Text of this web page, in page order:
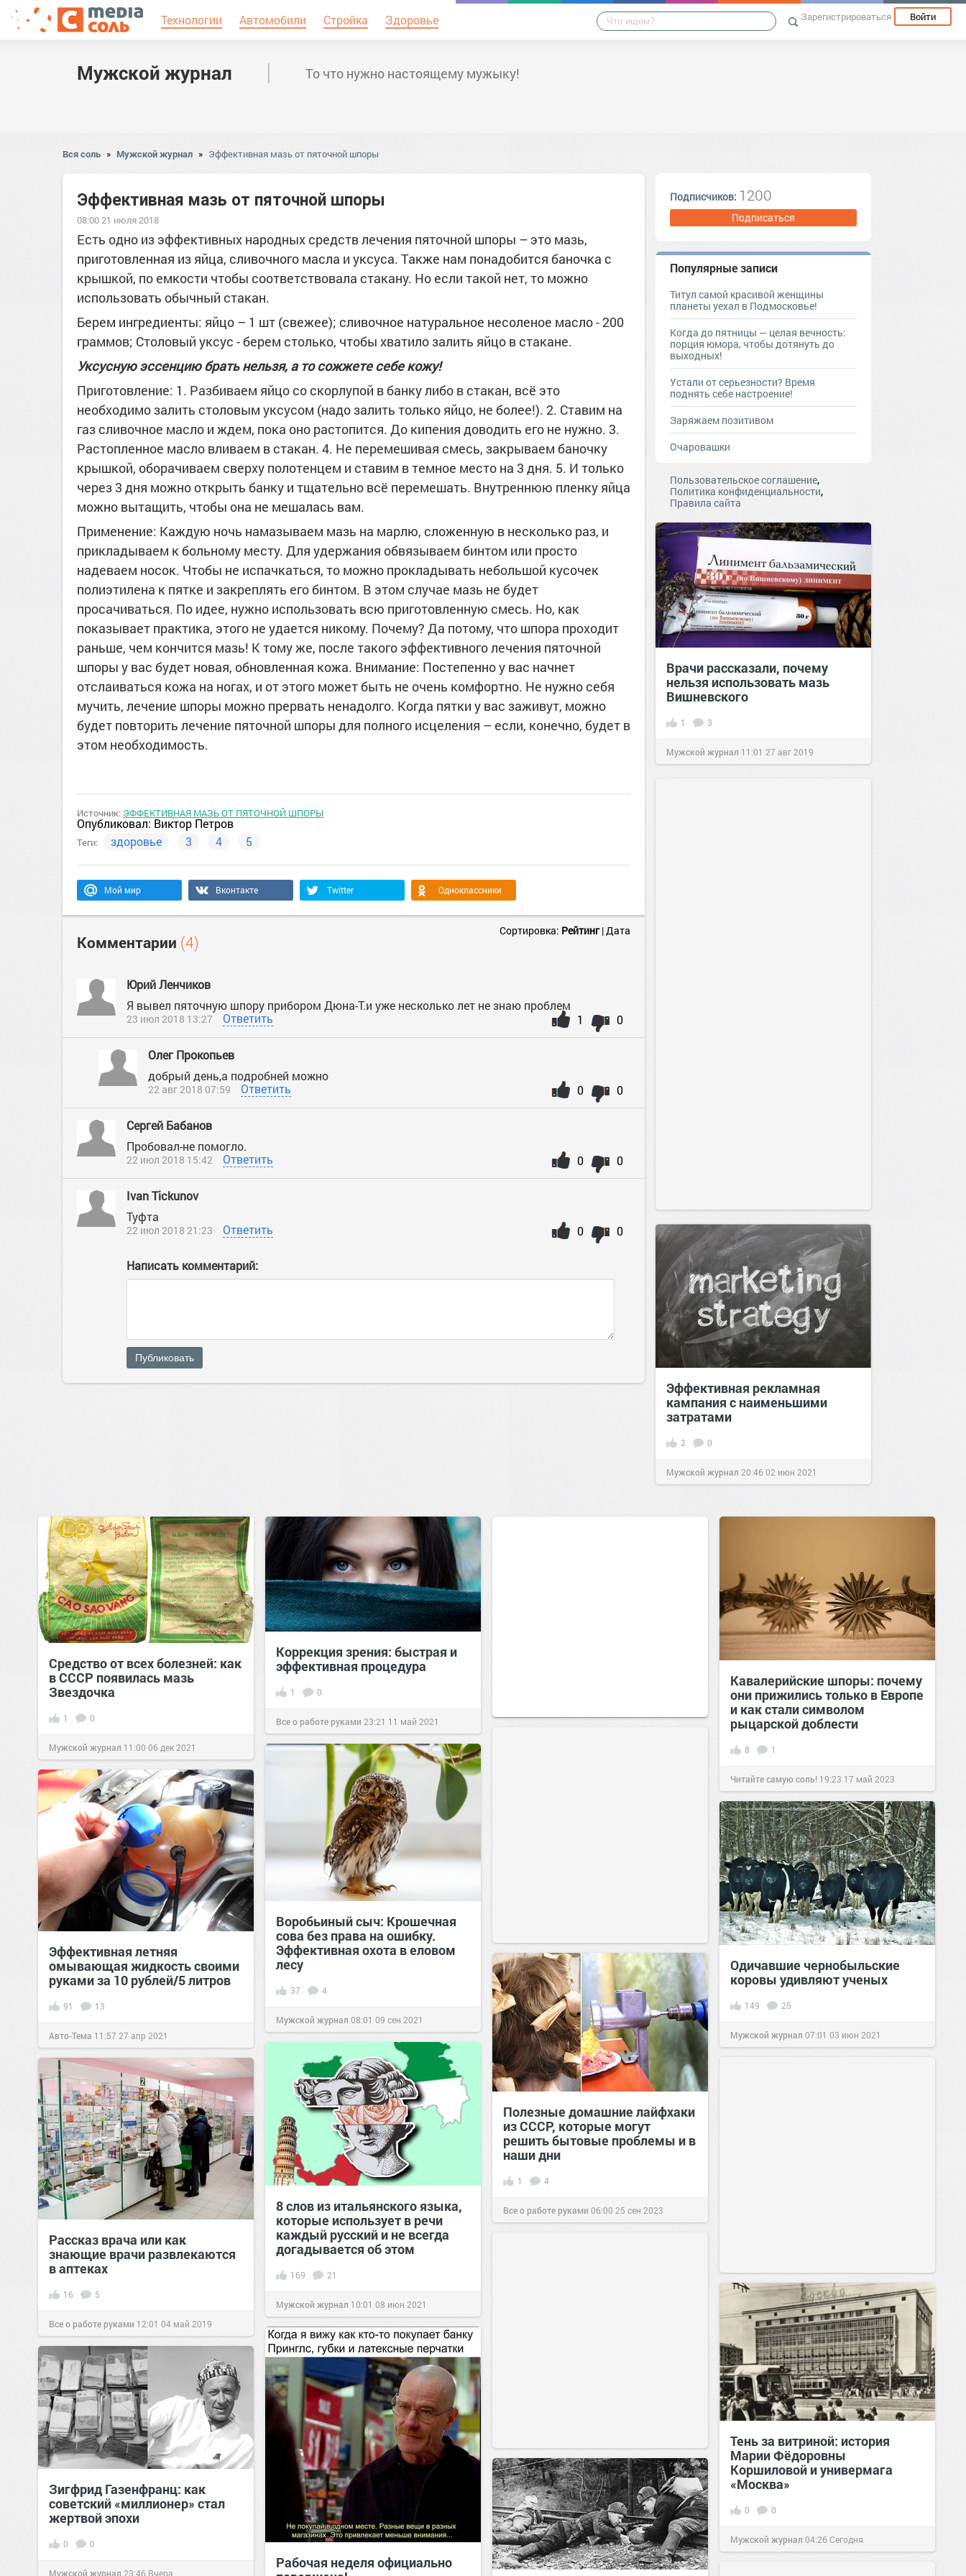
Технологии Автомобили Стройка Здоровье Зарегистрироваться Войти
Мужской журнал То что нужно настоящему мужыку!
Вся соль » Мужской журнал » Эффективная мазь от пяточной шпоры
Эффективная мазь от пяточной шпоры
08:00 21 июля 2018
Есть одно из эффективных народных средств лечения пяточной шпоры – это мазь,
приготовленная из яйца, сливочного масла и уксуса. Также нам понадобится баночка с
крышкой, по емкости чтобы соответствовала стакану. Но если такой нет, то можно
использовать обычный стакан.
Берем ингредиенты: яйцо – 1 шт (свежее); сливочное натуральное несоленое масло - 200
граммов; Столовый уксус - берем столько, чтобы хватило залить яйцо в стакане.
Уксусную эссенцию брать нельзя, а то сожжете себе кожу!
Приготовление: 1. Разбиваем яйцо со скорлупой в банку либо в стакан, всё это
необходимо залить столовым уксусом (надо залить только яйцо, не более!). 2. Ставим на
газ сливочное масло и ждем, пока оно растопится. До кипения доводить его не нужно. 3.
Растопленное масло вливаем в стакан. 4. Не перемешивая смесь, закрываем баночку
крышкой, оборачиваем сверху полотенцем и ставим в темное место на 3 дня. 5. И только
через 3 дня можно открыть банку и тщательно всё перемешать. Внутреннюю пленку яйца
можно вытащить, чтобы она не мешалась вам.
Применение: Каждую ночь намазываем мазь на марлю, сложенную в несколько раз, и
прикладываем к больному месту. Для удержания обвязываем бинтом или просто
надеваем носок. Чтобы не испачкаться, то можно прокладывать небольшой кусочек
полиэтилена к пятке и закреплять его бинтом. В этом случае мазь не будет
просачиваться. По идее, нужно использовать всю приготовленную смесь. Но, как
показывает практика, этого не удается никому. Почему? Да потому, что шпора проходит
раньше, чем кончится мазь! К тому же, после такого эффективного лечения пяточной
шпоры у вас будет новая, обновленная кожа. Внимание: Постепенно у вас начнет
отслаиваться кожа на ногах, и от этого может быть не очень комфортно. Не нужно себя
мучить, лечение шпоры можно прервать ненадолго. Когда пятки у вас заживут, можно
будет повторить лечение пяточной шпоры для полного исцеления – если, конечно, будет в
этом необходимость.
Источник: ЭФФЕКТИВНАЯ МАЗЬ ОТ ПЯТОЧНОЙ ШПОРЫ
Опубликовал: Виктор Петров
Теги: здоровье 3 4 5
Мой мир Вконтакте Twitter Одноклассники
Комментарии (4)
Сортировка: Рейтинг|Дата
Юрий Ленчиков
Я вывел пяточную шпору прибором Дюна-Т.и уже несколько лет не знаю проблем
23 июл 2018 13:27 Ответить 0
1
Олег Прокопьев
добрый день,а подробней можно
22 авг 2018 07:59 Ответить 0
0
Сергей Бабанов
Пробовал-не помогло.
22 июл 2018 15:42 Ответить 0
0
Ivan Tickunov
Туфта
22 июл 2018 21:23 Ответить 0
0
Написать комментарий:
Публиковать
Подписчиков: 1200
Подписаться
Популярные записи
Титул самой красивой женщины
планеты уехал в Подмосковье!
Когда до пятницы — целая вечность:
порция юмора, чтобы дотянуть до
выходных!
Устали от серьезности? Время
поднять себе настроение!
Заряжаем позитивом
Очаровашки
Пользовательское соглашение,
Политика конфиденциальности,
Правила сайта
Врачи рассказали, почему
нельзя использовать мазь
Вишневского
1 3
Мужской журнал 11:01 27 авг 2019
Эффективная рекламная
кампания с наименьшими
затратами
2 0
Мужской журнал 20:4602 июн 2021
Средство от всех болезней: как
в СССР появилась мазь
Звездочка
1 0
Мужской журнал 11:00 06 дек 2021
Коррекция зрения: быстрая и
эффективная процедура
1 0
Все о работе руками 23:21 11 май 2021
Кавалерийские шпоры: почему
они прижились только в Европе
и как стали символом
рыцарской доблести
8 1
Читайте самую соль! 19:23 17 май 2023
Воробьиный сыч: Крошечная
сова без права на ошибку.
Эффективная охота в еловом
лесу
37 4
Мужской журнал 08:01 09 сен 2021
Эффективная летняя
омывающая жидкость своими
руками за 10 рублей/5 литров
91 13
Авто-Тема 11:57 27 апр 2021
Одичавшие чернобыльские
коровы удивляют ученых
149 25
Мужской журнал 07:01 03 июн 2021
Полезные домашние лайфхаки
из СССР, которые могут
решить бытовые проблемы и в
наши дни
1 4
Все о работе руками 06:00 25 сен 2023
8 слов из итальянского языка,
которые использует в речи
каждый русский и не всегда
догадывается об этом
169 21
Мужской журнал 10:01 08 июн 2021
Рассказ врача или как
знающие врачи развлекаются
в аптеках
16 5
Все о работе руками 12:01 04 май 2019
Тень за витриной: история
Марии Фёдоровны
Коршиловой и универмага
«Москва»
0 0
Мужской журнал 04:26Сегодня
Рабочая неделя официально
Зигфрид Газенфранц: как
советский «миллионер» стал
жертвой эпохи
0 0
Мужской журнал 23:46 Вчера